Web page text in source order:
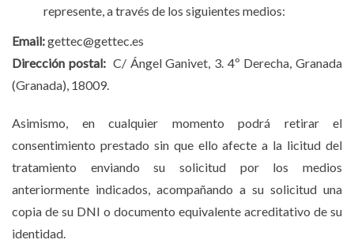
represente, a través de los siguientes medios:
Email:gettec@gettec.es
Dirección postal:C/ Ángel Ganivet, 3. 4º Derecha, Granada
(Granada), 18009.
Asimismo, en cualquier momento podrá retirar el
consentimiento prestado sin que ello afecte a la licitud del
tratamiento enviando su solicitud por los medios
anteriormente indicados, acompañando a su solicitud una
copia de su DNI o documento equivalente acreditativo de su
identidad.